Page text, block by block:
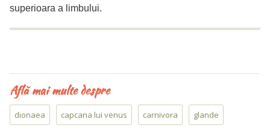
superioara a limbului.
Află mai multe despre
dionaea capcana lui venus carnivora glande